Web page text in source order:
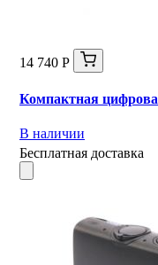
14 740 Р
Компактная
В наличии
Бесплатная доставка